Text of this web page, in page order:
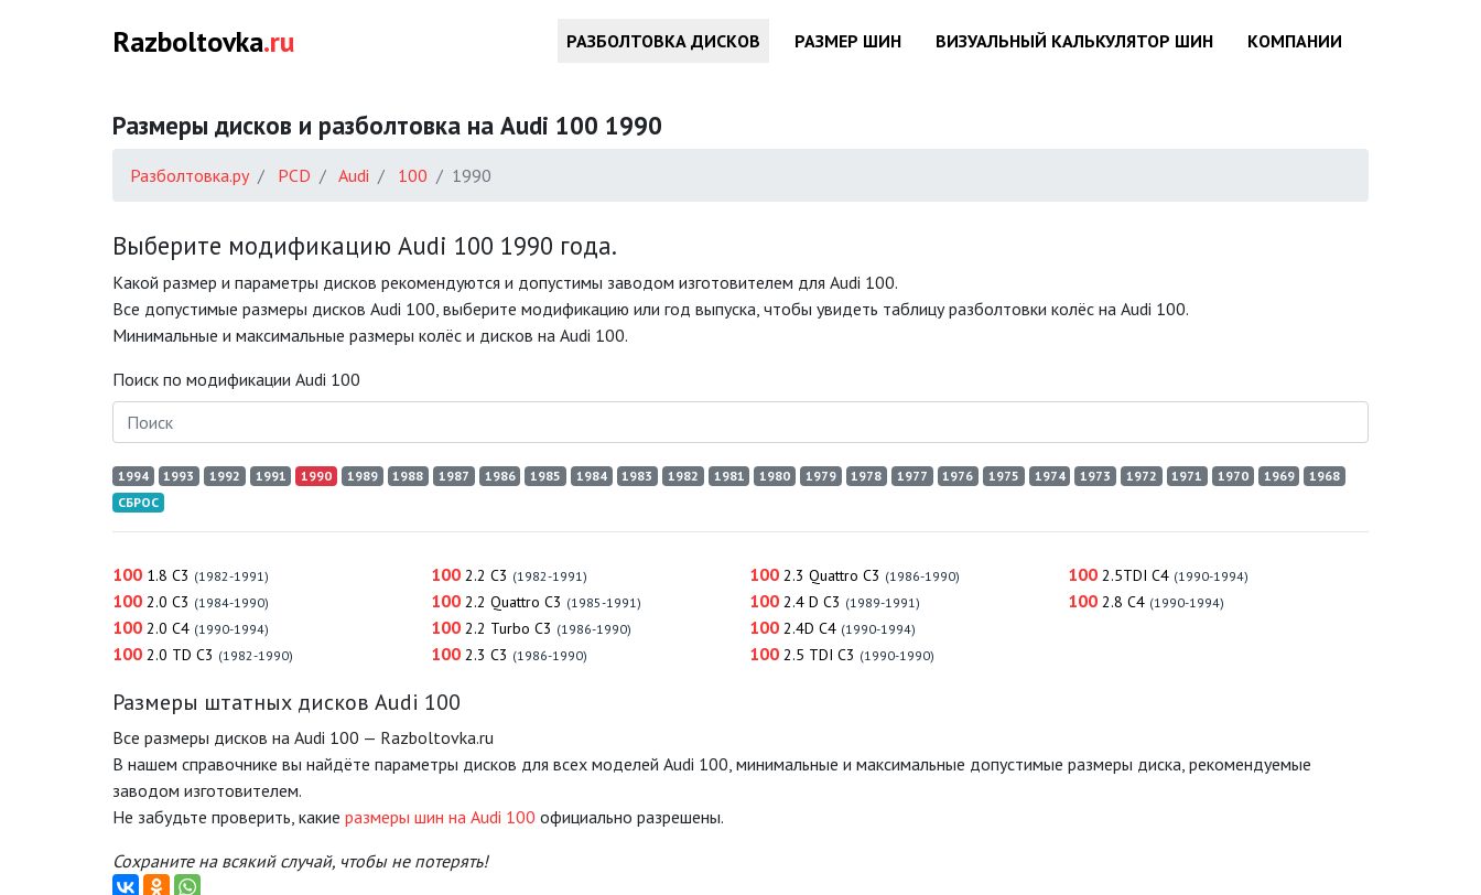
Razboltovka.ru РАЗБОЛТОВКА ДИСКОВ РАЗМЕР ШИН ВИЗУАЛЬНЫЙ КАЛЬКУЛЯТОР ШИН КОМПАНИИ
Размеры дисков и разболтовка на Audi 100 1990
Разболтовка.ру PCD Audi 100 1990
Выберите модификацию Audi 100 1990 года.
Какой размер и параметры дисков рекомендуются и допустимы заводом изготовителем для Audi 100.
Все допустимые размеры дисков Audi 100, выберите модификацию или год выпуска, чтобы увидеть таблицу разболтовки колёс на Audi 100.
Минимальные и максимальные размеры колёс и дисков на Audi 100.
Поиск по модификации Audi 100
1994 1993 1992 1991 1990 1989 1988 1987 1986 1985 1984 1983 1982 1981 1980 1979 1978 1977 1976 1975 1974 1973 1972 1971 1970 1969
1968
СБРОС
100 1.8 C3 (1982-1991)
100 2.0 C3 (1984-1990)
100 2.0 C4 (1990-1994)
100 2.0 TD C3 (1982-1990)
100 2.2 C3 (1982-1991)
100 2.2 Quattro C3 (1985-1991)
100 2.2 Turbo C3 (1986-1990)
100 2.3 C3 (1986-1990)
100 2.3 Quattro C3 (1986-1990)
100 2.4 D C3 (1989-1991)
100 2.4D C4 (1990-1994)
100 2.5 TDI C3 (1990-1990)
100 2.5TDI C4 (1990-1994)
100 2.8 C4 (1990-1994)
Размеры штатных дисков Audi 100
Все размеры дисков на Audi 100 — Razboltovka.ru
В нашем справочнике вы найдёте параметры дисков для всех моделей Audi 100, минимальные и максимальные допустимые размеры диска, рекомендуемые
заводом изготовителем.
Не забудьте проверить, какие размеры шин на Audi 100 официально разрешены.
Сохраните на всякий случай, чтобы не потерять!